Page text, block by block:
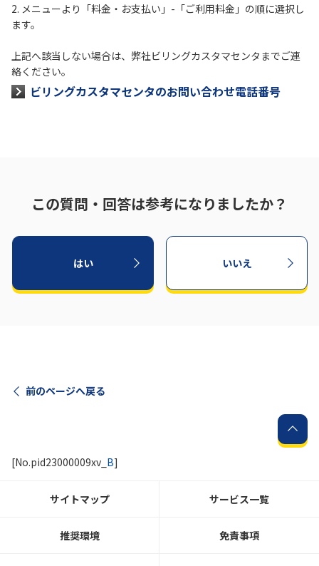
まはこちら
サービス
OCN サービス一覧
2. メニューより「料金・お支払い」-「ご利用料金」の順に選択し
ます。
上記へ該当しない場合は、弊社ビリングカスタマセンタまでご連
絡ください。
ビリングカスタマセンタのお問い合わせ電話番号
この質問・回答は参考になりましたか？
はい いいえ
前のページへ戻る
[No.pid23000009xv_ B]
サイトマップ サービス一覧
推奨環境 免責事項